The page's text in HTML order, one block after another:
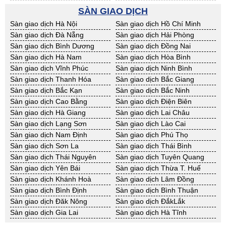
BĐS khác Ninh Thuận
BĐS khác Phú Yên
BĐS khác Quảng Bình
BĐS khác Quảng Nam
BĐS khác Quảng Ngãi
BĐS khác Bà Rịa - VT
BĐS khác Cần Thơ
BĐS khác An Giang
BĐS khác Bạc Liêu
BĐS khác Bến Tre
BĐS khác Bình Phước
BĐS khác Cà Mau
BĐS khác Đồng Tháp
BĐS khác Hậu Giang
BĐS khác Kiên Giang
BĐS khác Long An
BĐS khác Sóc Trăng
BĐS khác Tây Ninh
BĐS khác Tiền Giang
BĐS khác Trà Vinh
BĐS khác Vĩnh Long
BĐS khác Hải Dương
BĐS khác Hưng Yên
BĐS khác Quảng Ninh
SÀN GIAO DỊCH
Sàn giao dịch Hà Nội
Sàn giao dịch Hồ Chí Minh
Sàn giao dịch Đà Nẵng
Sàn giao dịch Hải Phòng
Sàn giao dịch Bình Dương
Sàn giao dịch Đồng Nai
Sàn giao dịch Hà Nam
Sàn giao dịch Hòa Bình
Sàn giao dịch Vĩnh Phúc
Sàn giao dịch Ninh Bình
Sàn giao dịch Thanh Hóa
Sàn giao dịch Bắc Giang
Sàn giao dịch Bắc Kạn
Sàn giao dịch Bắc Ninh
Sàn giao dịch Cao Bằng
Sàn giao dịch Điện Biên
Sàn giao dịch Hà Giang
Sàn giao dịch Lai Châu
Sàn giao dịch Lạng Sơn
Sàn giao dịch Lào Cai
Sàn giao dịch Nam Định
Sàn giao dịch Phú Thọ
Sàn giao dịch Sơn La
Sàn giao dịch Thái Bình
Sàn giao dịch Thái Nguyên
Sàn giao dịch Tuyên Quang
Sàn giao dịch Yên Bái
Sàn giao dịch Thừa T. Huế
Sàn giao dịch Khánh Hoà
Sàn giao dịch Lâm Đồng
Sàn giao dịch Bình Định
Sàn giao dịch Bình Thuận
Sàn giao dịch Đăk Nông
Sàn giao dịch ĐắkLắk
Sàn giao dịch Gia Lai
Sàn giao dịch Hà Tĩnh